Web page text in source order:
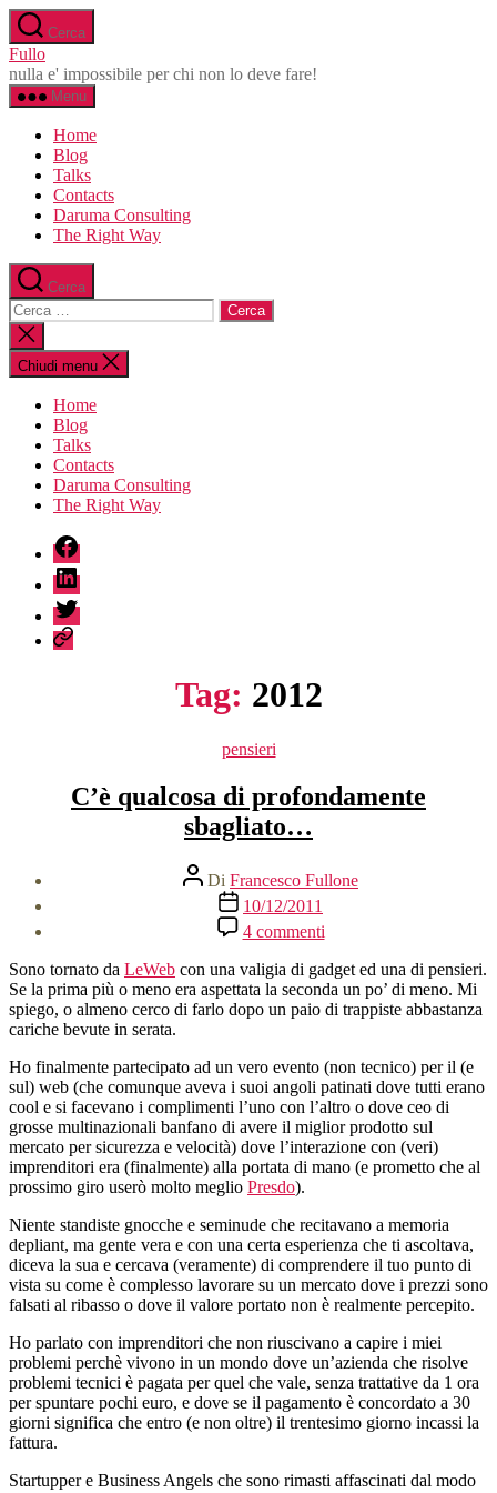
Salta
al
contenuto
Cerca
Fullo
nulla e' impossibile per chi non lo deve fare!
Menu
Home
Blog
Talks
Contacts
Daruma Consulting
The Right Way
Cerca
Cerca:
Chiudi
la
ricerca
Chiudi menu
Home
Blog
Talks
Contacts
Daruma Consulting
The Right Way
fb
linkedin
twitter
sessionize
Tag: 2012
Categorie
pensieri
C’è qualcosa di profondamente
sbagliato…
Autore
articolo
Di Francesco Fullone
Data
dell'articolo
10/12/2011
4 commentisu
C’è
qualcosa
di
profondamente
sbagliato…
Sono tornato da LeWeb con una valigia di gadget ed una di pensieri.
Se la prima più o meno era aspettata la seconda un po’ di meno. Mi
spiego, o almeno cerco di farlo dopo un paio di trappiste abbastanza
cariche bevute in serata.
Ho finalmente partecipato ad un vero evento (non tecnico) per il (e
sul) web (che comunque aveva i suoi angoli patinati dove tutti erano
cool e si facevano i complimenti l’uno con l’altro o dove ceo di
grosse multinazionali banfano di avere il miglior prodotto sul
mercato per sicurezza e velocità) dove l’interazione con (veri)
imprenditori era (finalmente) alla portata di mano (e prometto che al
prossimo giro userò molto meglio Presdo).
Niente standiste gnocche e seminude che recitavano a memoria
depliant, ma gente vera e con una certa esperienza che ti ascoltava,
diceva la sua e cercava (veramente) di comprendere il tuo punto di
vista su come è complesso lavorare su un mercato dove i prezzi sono
falsati al ribasso o dove il valore portato non è realmente percepito.
Ho parlato con imprenditori che non riuscivano a capire i miei
problemi perchè vivono in un mondo dove un’azienda che risolve
problemi tecnici è pagata per quel che vale, senza trattative da 1 ora
per spuntare pochi euro, e dove se il pagamento è concordato a 30
giorni significa che entro (e non oltre) il trentesimo giorno incassi la
fattura.
Startupper e Business Angels che sono rimasti affascinati dal modo